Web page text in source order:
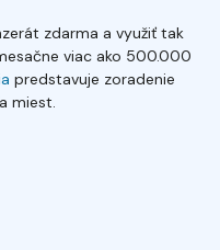
zdarma a využiť tak
viac ako 500.000
predstavuje zoradenie
miest.